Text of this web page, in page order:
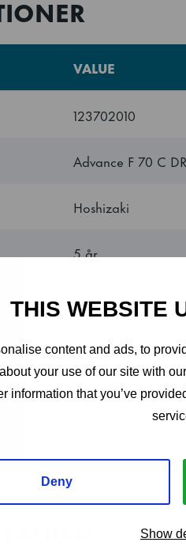
THIS WEBSITE
content and ads, to
your use of our site with
information that you’ve
Deny
Show
VALUE
123702010
Advance F 70 C DR
Hoshizaki
5 år
Turkiet
3 grå hyllor, PE
botten trådhylla
Right hand